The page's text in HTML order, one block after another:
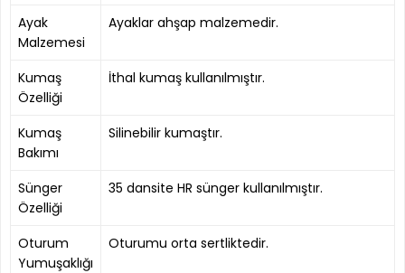
Ayak
Malzemesi
Ayaklar ahşap malzemedir.
Kumaş
Özelliği
İthal kumaş kullanılmıştır.
Kumaş
Bakımı
Silinebilir kumaştır.
Sünger
Özelliği
35 dansite HR sünger kullanılmıştır.
Oturum
Yumuşaklığı
Oturumu orta sertliktedir.